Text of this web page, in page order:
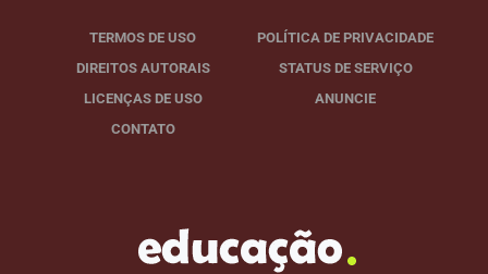
TERMOS DE USO
POLÍTICA DE PRIVACIDADE
DIREITOS AUTORAIS
STATUS DE SERVIÇO
LICENÇAS DE USO
ANUNCIE
CONTATO